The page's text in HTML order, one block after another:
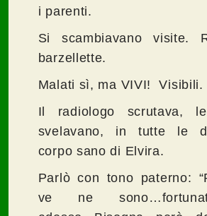
i parenti.
Si scambiavano visite.
barzellette.
Malati sì, ma VIVI! Visibili.
Il radiologo scrutava,
svelavano, in tutte le
corpo sano di Elvira.
Parlò con tono paterno:
ve ne